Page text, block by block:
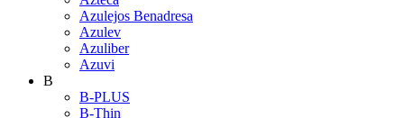
Azulejos Benadresa
Azulev
Azuliber
Azuvi
B
B-PLUS
B-Thin